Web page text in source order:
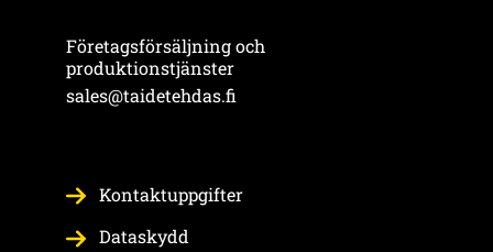
Företagsförsäljning och
produktionstjänster
sales@taidetehdas.fi
Kontaktuppgifter
Dataskydd